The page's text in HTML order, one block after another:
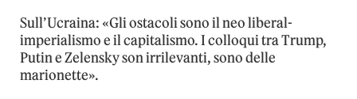
Sull’Ucraina: «Gli ostacoli sono il neo liberal-
imperialismo e il capitalismo. I colloqui tra Trump,
Putin e Zelensky son irrilevanti, sono delle
marionette».